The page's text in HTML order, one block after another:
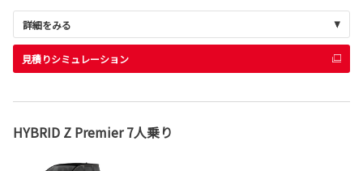
詳細をみる
見積りシミュレーション
HYBRID Z Premier 7人乗り